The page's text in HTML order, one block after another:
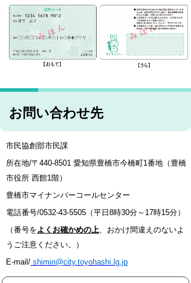
お問い合わせ先
市民協創部市民課
所在地/〒440-8501 愛知県豊橋市今橋町1番地（豊橋
市役所 西館1階）
豊橋市マイナンバーコールセンター
電話番号/0532-43-5505（平日8時30分～17時15分）
（番号をよくお確かめの上、おかけ間違えのないよ
うご注意ください。）
E-mail/ shimin@city.toyohashi.lg.jp